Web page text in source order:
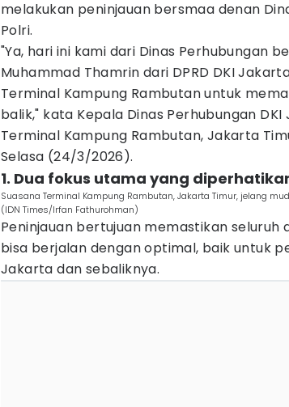
melakukan peninjauan bersmaa denan
Polri.
"Ya, hari ini kami dari Dinas Perhubungan
Muhammad Thamrin dari DPRD DKI
Terminal Kampung Rambutan untuk
balik," kata Kepala Dinas Perhubungan
Terminal Kampung Rambutan, Jakarta
Selasa (24/3/2026).
1. Dua fokus utama yang
Suasana Terminal Kampung Rambutan, Jakarta Timur, jelang
(IDN Times/Irfan Fathurohman)
Peninjauan bertujuan memastikan seluruh
bisa berjalan dengan optimal, baik untuk
Jakarta dan sebaliknya.